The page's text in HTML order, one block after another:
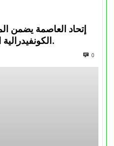
إتحاد العاصمة يضمن
الكونفيدرالية الإفريقية الموسم القادم.
0